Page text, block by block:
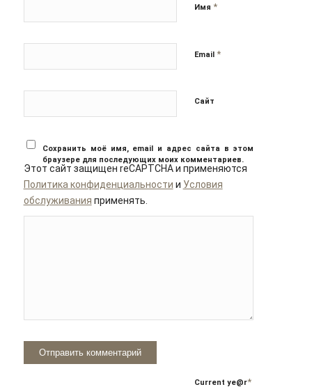
Имя *
Email *
Сайт
Сохранить моё имя, email и адрес сайта в этом
браузере для последующих моих комментариев.
Этот сайт защищен reCAPTCHA и применяются
Политика конфиденциальности и Условия
обслуживания применять.
Current ye@r*